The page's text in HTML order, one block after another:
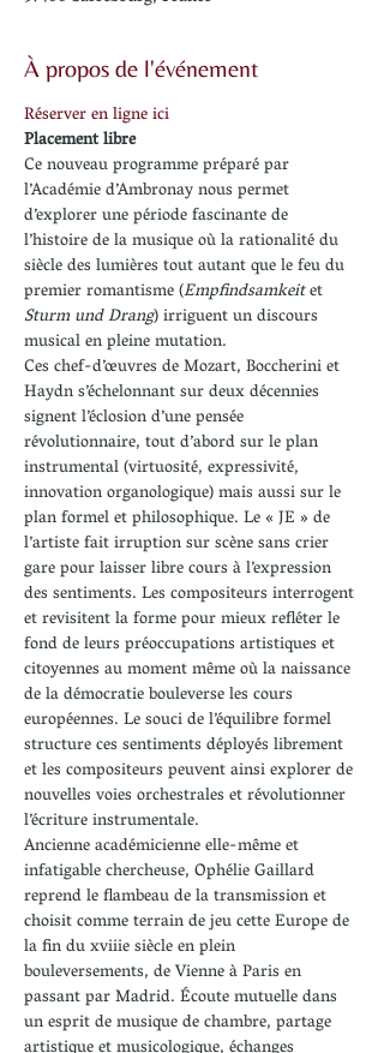
À propos de l'événement
Réserver en ligne ici
Placement libre
Ce nouveau programme préparé par
l’Académie d’Ambronay nous permet
d’explorer une période fascinante de
l’histoire de la musique où la rationalité du
siècle des lumières tout autant que le feu du
premier romantisme (Empfindsamkeit et
Sturm und Drang) irriguent un discours
musical en pleine mutation.
Ces chef-d’œuvres de Mozart, Boccherini et
Haydn s’échelonnant sur deux décennies
signent l’éclosion d’une pensée
révolutionnaire, tout d’abord sur le plan
instrumental (virtuosité, expressivité,
innovation organologique) mais aussi sur le
plan formel et philosophique. Le « JE » de
l’artiste fait irruption sur scène sans crier
gare pour laisser libre cours à l’expression
des sentiments. Les compositeurs interrogent
et revisitent la forme pour mieux refléter le
fond de leurs préoccupations artistiques et
citoyennes au moment même où la naissance
de la démocratie bouleverse les cours
européennes. Le souci de l’équilibre formel
structure ces sentiments déployés librement
et les compositeurs peuvent ainsi explorer de
nouvelles voies orchestrales et révolutionner
l’écriture instrumentale.
Ancienne académicienne elle-même et
infatigable chercheuse, Ophélie Gaillard
reprend le flambeau de la transmission et
choisit comme terrain de jeu cette Europe de
la fin du xviiie siècle en plein
bouleversements, de Vienne à Paris en
passant par Madrid. Écoute mutuelle dans
un esprit de musique de chambre, partage